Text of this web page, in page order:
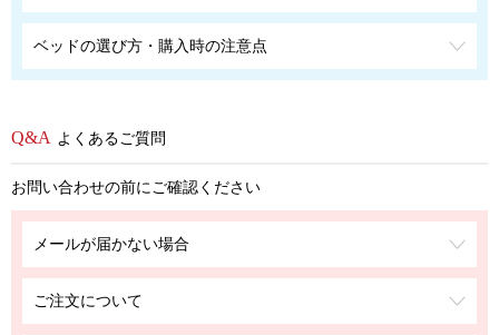
ベッドの選び方・購入時の注意点
よくあるご質問
お問い合わせの前にご確認ください
メールが届かない場合
ご注文について